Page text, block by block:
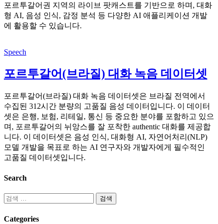
포르투갈어권 지역의 라이브 팟캐스트를 기반으로 하며, 대화
형 AI, 음성 인식, 감정 분석 등 다양한 AI 애플리케이션 개발
에 활용할 수 있습니다.
Speech
포르투갈어(브라질) 대화 녹음 데이터셋
포르투갈어(브라질) 대화 녹음 데이터셋은 브라질 전역에서
수집된 312시간 분량의 고품질 음성 데이터입니다. 이 데이터
셋은 은행, 보험, 리테일, 통신 등 중요한 분야를 포함하고 있으
며, 포르투갈어의 뉘앙스를 잘 포착한 authentic 대화를 제공합
니다. 이 데이터셋은 음성 인식, 대화형 AI, 자연어처리(NLP)
모델 개발을 목표로 하는 AI 연구자와 개발자에게 필수적인
고품질 데이터셋입니다.
Search
Categories